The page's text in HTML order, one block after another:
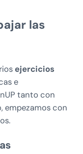
las
ejercicios
e
tanto con
empezamos con